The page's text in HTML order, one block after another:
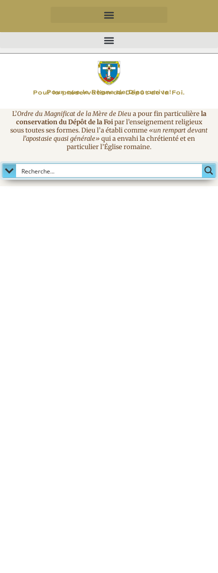
Pour la préservation du Dépôt de la Foi.
Pour que le Règne de Dieu arrive!
MAGNIFICAT
L’Ordre du Magnificat de la Mère de Dieu a pour fin particulièrela
conservation du Dépôt de la Foipar l’enseignement religieux
sous toutes ses formes. Dieu l’a établi comme «un rempart devant
l’apostasie quasi générale» qui a envahi la chrétienté et en
particulier l’Église romaine.